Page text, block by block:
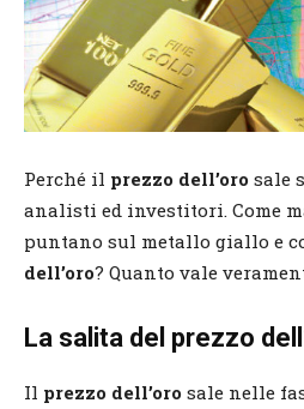
Perché il prezzo dell’oro sale
analisti ed investitori. Come
puntano sul metallo giallo e
dell’oro? Quanto vale
La salita del prezzo
Il prezzo dell’oro sale nelle